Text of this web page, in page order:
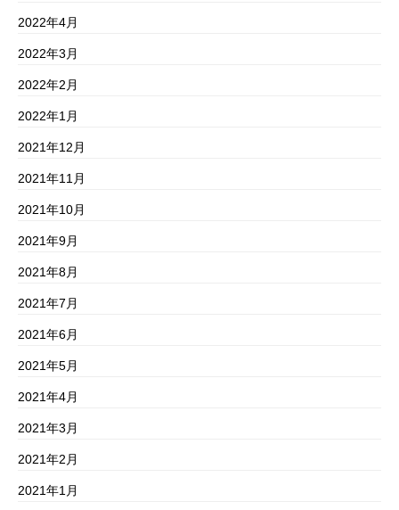
2022年4月
2022年3月
2022年2月
2022年1月
2021年12月
2021年11月
2021年10月
2021年9月
2021年8月
2021年7月
2021年6月
2021年5月
2021年4月
2021年3月
2021年2月
2021年1月